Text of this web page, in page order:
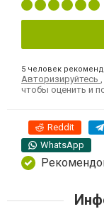
5 человек
Авторизируйтесь
чтобы оценить и
Reddit
WhatsApp